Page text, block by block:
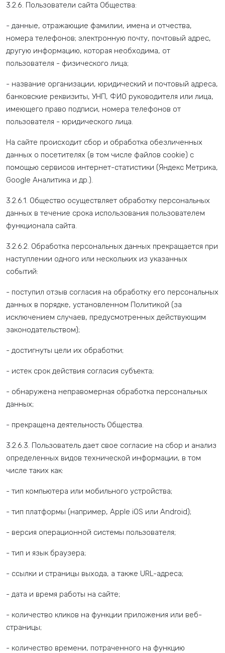
3.2.6. Пользователи сайта Общества:
- данные, отражающие фамилии, имена и отчества,
номера телефонов; электронную почту, почтовый адрес,
другую информацию, которая необходима, от
пользователя - физического лица;
- название организации, юридический и почтовый адреса,
банковские реквизиты, УНП, ФИО руководителя или лица,
имеющего право подписи, номера телефонов от
пользователя - юридического лица.
На сайте происходит сбор и обработка обезличенных
данных о посетителях (в том числе файлов cookie) с
помощью сервисов интернет-статистики (Яндекс Метрика,
Google Аналитика и др.).
3.2.6.1. Общество осуществляет обработку персональных
данных в течение срока использования пользователем
функционала сайта.
3.2.6.2. Обработка персональных данных прекращается при
наступлении одного или нескольких из указанных
событий:
- поступил отзыв согласия на обработку его персональных
данных в порядке, установленном Политикой (за
исключением случаев, предусмотренных действующим
законодательством);
- достигнуты цели их обработки;
- истек срок действия согласия субъекта;
- обнаружена неправомерная обработка персональных
данных;
- прекращена деятельность Общества.
3.2.6.3. Пользователь дает свое согласие на сбор и анализ
определенных видов технической информации, в том
числе таких как:
- тип компьютера или мобильного устройства;
- тип платформы (например, Apple iOS или Android);
- версия операционной системы пользователя;
- тип и язык браузера;
- ссылки и страницы выхода, а также URL-адреса;
- дата и время работы на сайте;
- количество кликов на функции приложения или веб-
страницы;
- количество времени, потраченного на функцию